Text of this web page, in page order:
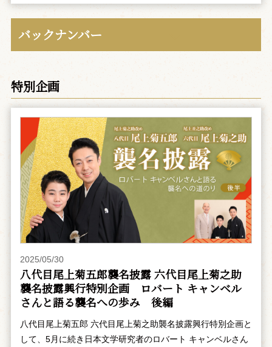
バックナンバー
特別企画
2025/05/30
八代目尾上菊五郎襲名披露 六代目尾上菊之助
襲名披露興行特別企画 ――ロバート キャンベル
さんと語る襲名への歩み 後編
八代目尾上菊五郎 六代目尾上菊之助襲名披露興行特別企画と
して、5月に続き日本文学研究者のロバート キャンベルさん